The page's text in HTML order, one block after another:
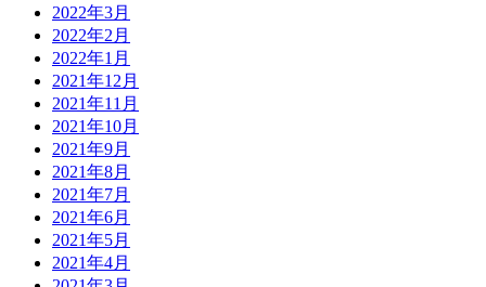
2022年3月
2022年2月
2022年1月
2021年12月
2021年11月
2021年10月
2021年9月
2021年8月
2021年7月
2021年6月
2021年5月
2021年4月